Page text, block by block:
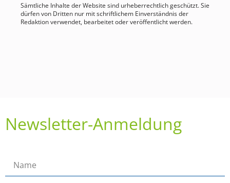
Sämtliche Inhalte der Website sind urheberrechtlich geschützt. Sie
dürfen von Dritten nur mit schriftlichem Einverständnis der
Redaktion verwendet, bearbeitet oder veröffentlicht werden.
Newsletter-Anmeldung